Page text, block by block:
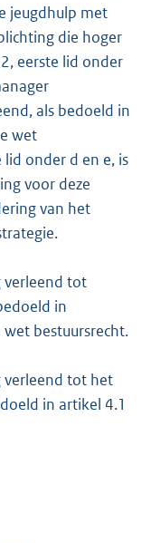
jeugdhulp met
die hoger
eerste lid onder
als bedoeld in
wet
onder d en e, is
voor deze
van het
verleend tot
in
bestuursrecht.
verleend tot het
in artikel 4.1